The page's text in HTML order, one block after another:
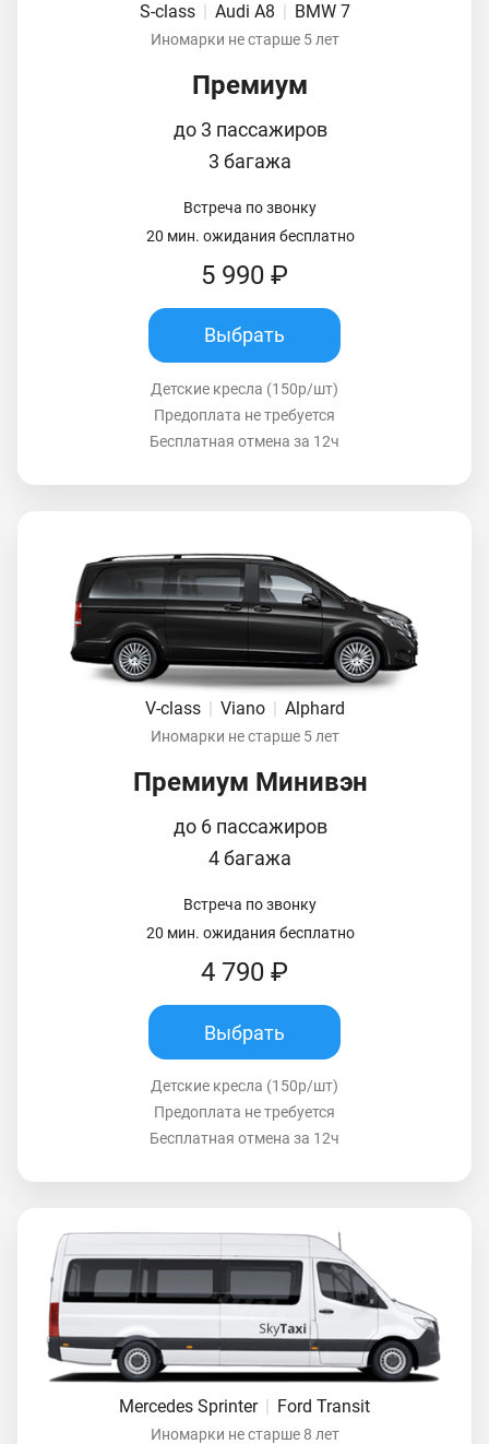
S-class | Audi A8 | BMW 7
Иномарки не старше 5 лет
Премиум
до 3 пассажиров
3 багажа
Встреча по звонку
20 мин. ожидания бесплатно
5 990 ₽
Выбрать
Детские кресла (150р/шт)
Предоплата не требуется
Бесплатная отмена за 12ч
V-class Viano Alphard
Иномарки не старше 5 лет
Премиум Минивэн
до 6 пассажиров
4 багажа
Встреча по звонку
20 мин. ожидания бесплатно
4 790 ₽
Выбрать
Детские кресла (150р/шт)
Предоплата не требуется
Бесплатная отмена за 12ч
Mercedes Sprinter | Ford Transit
Иномарки не старше 8 лет